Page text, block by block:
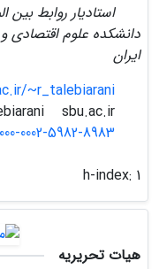
استادیار روابط
دانشکده علوم اقتصادی
ایران
~r_talebiarani
sbu.ac.ir
0002-5982-8983
h-index: 1
هیات تحریریه